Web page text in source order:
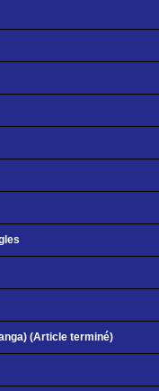
(Article terminé)